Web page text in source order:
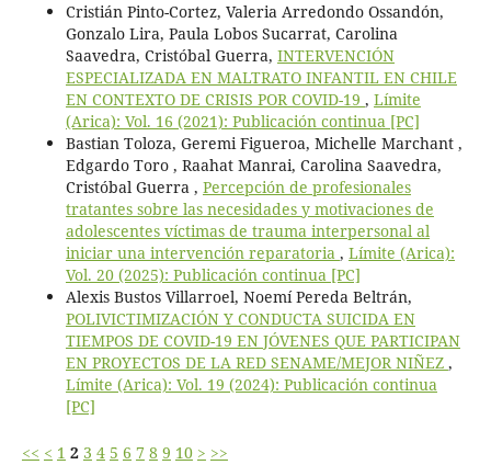
Cristián Pinto-Cortez, Valeria Arredondo Ossandón,
Gonzalo Lira, Paula Lobos Sucarrat, Carolina
Saavedra, Cristóbal Guerra, INTERVENCIÓN
ESPECIALIZADA EN MALTRATO INFANTIL EN CHILE
EN CONTEXTO DE CRISIS POR COVID-19 , Límite
(Arica): Vol. 16 (2021): Publicación continua [PC]
Bastian Toloza, Geremi Figueroa, Michelle Marchant ,
Edgardo Toro , Raahat Manrai, Carolina Saavedra,
Cristóbal Guerra , Percepción de profesionales
tratantes sobre las necesidades y motivaciones de
adolescentes víctimas de trauma interpersonal al
iniciar una intervención reparatoria , Límite (Arica):
Vol. 20 (2025): Publicación continua [PC]
Alexis Bustos Villarroel, Noemí Pereda Beltrán,
POLIVICTIMIZACIÓN Y CONDUCTA SUICIDA EN
TIEMPOS DE COVID-19 EN JÓVENES QUE PARTICIPAN
EN PROYECTOS DE LA RED SENAME/MEJOR NIÑEZ ,
Límite (Arica): Vol. 19 (2024): Publicación continua
[PC]
<< < 1 2 3 4 5 6 7 8 9 10 > >>